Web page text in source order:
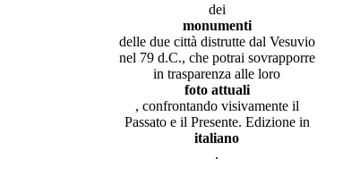
dei
monumenti
delle due città distrutte dal Vesuvio
nel 79 d.C., che potrai sovrapporre
in trasparenza alle loro
foto attuali
, confrontando visivamente il
Passato e il Presente. Edizione in
italiano
.